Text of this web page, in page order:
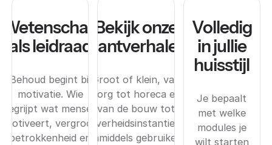
Wetenschap
als leidraad
Behoud begint bij
motivatie. Wie
begrijpt wat mensen
motiveert, vergroot
betrokkenheid en
Bekijk onze
klantverhalen
Groot of klein, van
zorg tot horeca en
van de bouw tot
overheidsinstanties.
Inmiddels gebruiken
Volledig
in jullie
huisstijl
Je bepaalt
met welke
modules je
wilt starten